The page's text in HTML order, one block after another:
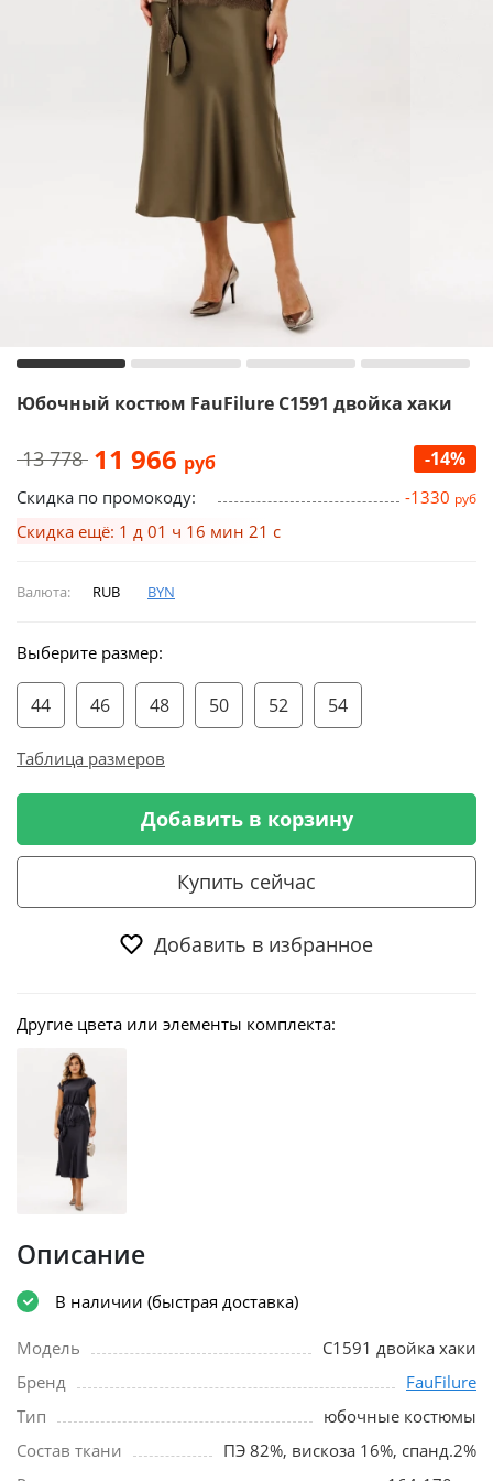
Юбочный костюм FauFilure С1591 двойка хаки
13 778 11 966 руб -14%
Скидка по промокоду: -1330 руб
Скидка ещё: 1 д 01 ч 16 мин 20 с
Валюта: RUB BYN
Выберите размер:
44 46 48 50 52 54
Таблица размеров
Добавить в корзину
Купить сейчас
Добавить в избранное
Другие цвета или элементы комплекта:
Описание
В наличии (быстрая доставка)
Модель
С1591 двойка хаки
Бренд
FauFilure
Тип
юбочные костюмы
Состав ткани
ПЭ 82%, вискоза 16%, спанд.2%